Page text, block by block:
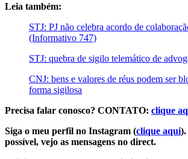
Leia também:
STJ: PJ não celebra acordo de
(Informativo 747)
STJ: quebra de sigilo telemático de
CNJ: bens e valores de réus podem ser
forma sigilosa
Precisa falar conosco? CONTATO: clique
Siga o meu perfil no Instagram (clique aqui).
possível, vejo as mensagens no direct.